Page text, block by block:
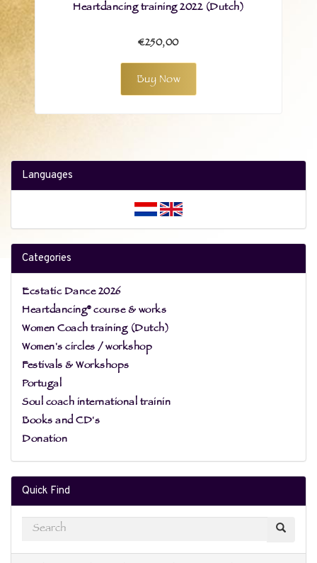
Heartdancing training 2022 (Dutch)
€250,00
Buy Now
Languages
Categories
Ecstatic Dance 2026
Heartdancing® course & works
Women Coach training (Dutch)
Women's circles / workshop
Festivals & Workshops
Portugal
Soul coach international trainin
Books and CD's
Donation
Quick Find